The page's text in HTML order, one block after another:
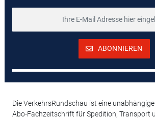
ABONNIEREN
Die VerkehrsRundschau ist eine
Abo-Fachzeitschrift für Spedition, Transport